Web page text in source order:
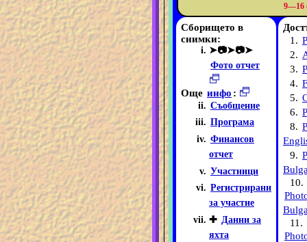
9—16
Сборището в
снимки:
➤📷➤📷➤
Фото отчет
Още инфо :
Съобщение
Програма
Финансов
отчет
Участници
Регистрирани
за участие
✚ Данни за
яхта
1.
2.
3.
4.
5.
6.
8.
9.
10.
11.